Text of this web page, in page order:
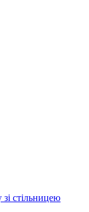
стільницею